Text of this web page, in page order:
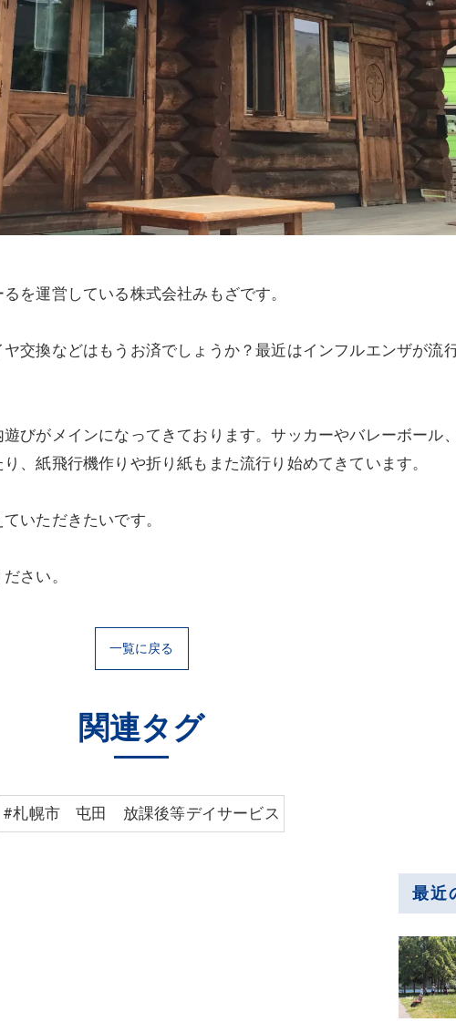
を運営している株式会社みもざです。
交換などはもうお済でしょうか？最近はインフルエンザが流
びがメインになってきております。サッカーやバレーボール
、紙飛行機作りや折り紙もまた流行り始めてきています。
いただきたいです。
さい。
一覧に戻る
関連タグ
#札幌市 屯田 放課後等デイサービス
最近